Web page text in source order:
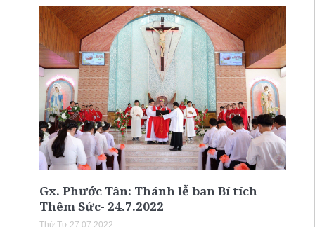
Gx. Phước Tân: Thánh lễ ban Bí tích
Thêm Sức- 24.7.2022
Thứ Tư 27.07.2022